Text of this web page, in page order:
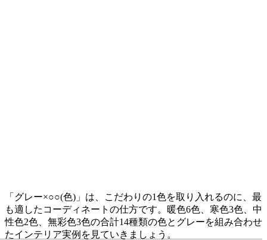
「グレー×○○(色)」は、こだわりの1色を取り入れるのに、最
も適したコーディネートの仕方です。暖色6色、寒色3色、中
性色2色、無彩色3色の合計14種類の色とグレーを組み合わせ
たインテリア実例を見ていきましょう。